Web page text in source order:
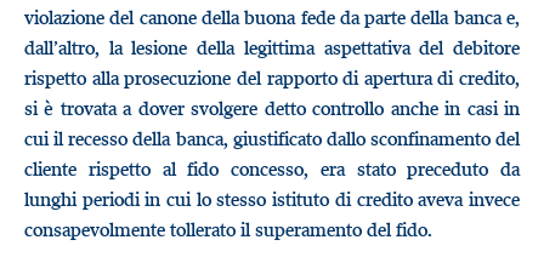
violazione del canone della buona fede da parte della banca e,
dall’altro, la lesione della legittima aspettativa del debitore
rispetto alla prosecuzione del rapporto di apertura di credito,
si è trovata a dover svolgere detto controllo anche in casi in
cui il recesso della banca, giustificato dallo sconfinamento del
cliente rispetto al fido concesso, era stato preceduto da
lunghi periodi in cui lo stesso istituto di credito aveva invece
consapevolmente tollerato il superamento del fido.